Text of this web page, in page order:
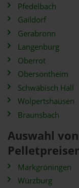
Pfedelbach
Gaildorf
Gerabronn
Langenburg
Oberrot
Obersontheim
Schwäbisch Hall
Wolpertshausen
Braunsbach
Auswahl
Markgröningen
Würzburg